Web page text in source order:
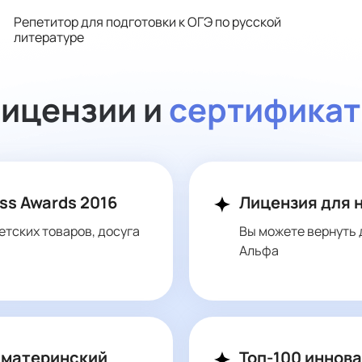
Репетитор для подготовки к ОГЭ по русской
литературе
и
Awards 2016
товаров, досуга
Лицензия для
Вы можете вернуть
Альфа
Топ-100